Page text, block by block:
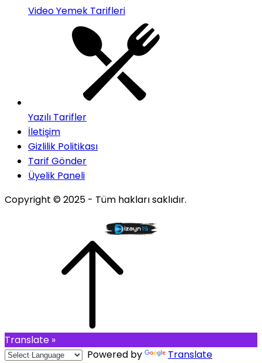
Video Yemek Tarifleri
Yazılı Tarifler
İletişim
Gizlilik Politikası
Tarif Gönder
Üyelik Paneli
Copyright © 2025 - Tüm hakları saklıdır.
Translate »
Powered by
Translate